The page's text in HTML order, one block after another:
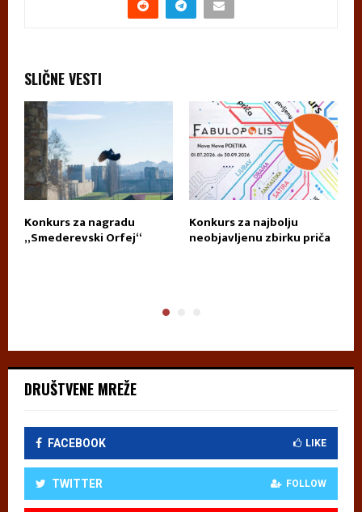
SLIČNE VESTI
Konkurs za nagradu
„Smederevski Orfej“
Konkurs za najbolju
neobjavljenu zbirku priča
DRUŠTVENE MREŽE
FACEBOOK LIKE
TWITTER FOLLOW